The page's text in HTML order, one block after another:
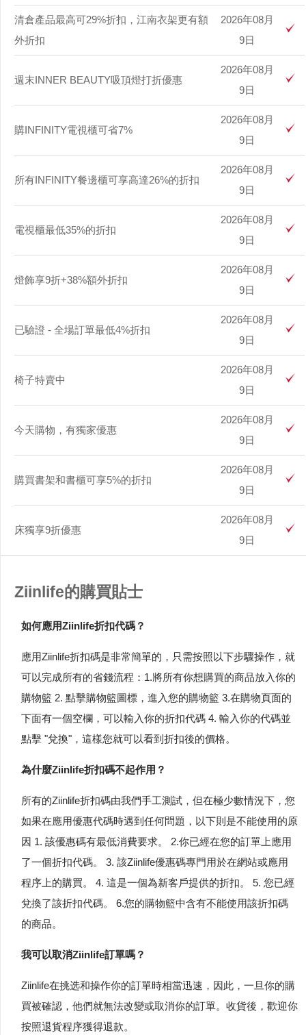
清倉產品最高可29%折扣，江南衣架更有額
外折扣
2026年08月
9日
週末INNER BEAUTY吸頂燈打折優惠
2026年08月
9日
購INFINITY電視櫃可省7%
2026年08月
9日
所有INFINITY餐邊櫃可享高達26%的折扣
2026年08月
9日
電視櫃最低35%的折扣
2026年08月
9日
燈飾享9折+38%額外折扣
2026年08月
9日
已驗證 - 全場訂單最低4%折扣
2026年08月
9日
椅子特賣中
2026年08月
9日
今天購物，有獨家優惠
2026年08月
9日
購買書架和書櫃可享5%的折扣
2026年08月
9日
床獨享9折優惠
2026年08月
9日
Ziinlife的購買貼士
如何應用Ziinlife折扣代碼？
應用Ziinlife折扣碼是非常簡單的，只需按照以下步驟操作，就
可以完成所有的省錢流程：1.將所有你想購買的商品放入你的
購物籃 2. 點擊購物籃圖標，進入您的購物籃 3.在購物頁面的
下面有一個空欄，可以輸入你的折扣代碼 4. 輸入你的代碼並
點擊 "兌換"，這樣您就可以看到折扣後的價格。
為什麼Ziinlife折扣碼不起作用？
所有的Ziinlife折扣碼由我們手工測試，但在極少數情況下，您
如果在應用優惠代碼時遇到任何問題，以下則是不能使用的原
因 1. 該優惠碼有最低消費要求。 2.你已經在您的訂單上應用
了一個折扣代碼。 3. 該Ziinlife優惠碼專門用於在網站或應用
程序上的購買。 4. 這是一個為新客戶提供的折扣。 5. 您已經
兌換了該折扣代碼。 6.您的購物籃中含有不能使用該折扣碼
的商品。
我可以取消Ziinlife訂單嗎？
Ziinlife在挑选和操作你的訂單時相當迅速，因此，一旦你的購
買被確認，他們就無法改變或取消你的訂單。收貨後，歡迎你
按照退貨程序獲得退款。